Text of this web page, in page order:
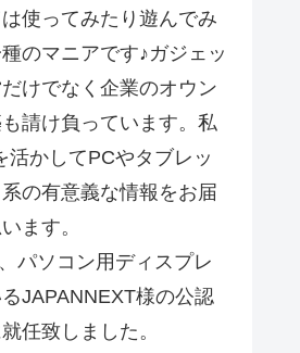
使ってみたり遊んでみ
のマニアです♪ガジェッ
けでなく企業のオウン
も請け負っています。私
活かしてPCやタブレッ
の有意義な情報をお届
ます。
パソコン用ディスプレ
JAPANNEXT様の公認
任致しました。